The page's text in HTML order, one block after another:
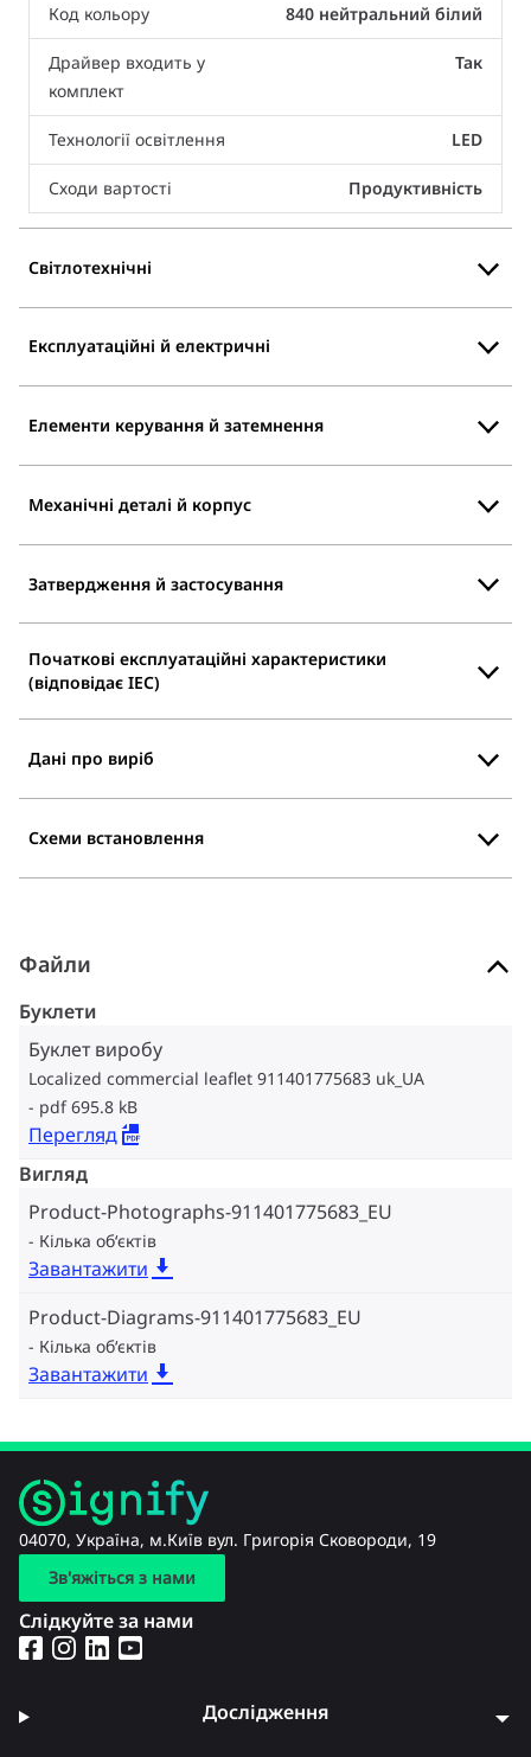
Код кольору 840 нейтральний білий
Драйвер входить у
комплект
Так
Технології освітлення LED
Сходи вартості Продуктивність
Світлотехнічні
Експлуатаційні й електричні
Елементи керування й затемнення
Механічні деталі й корпус
Затвердження й застосування
Початкові експлуатаційні характеристики
(відповідає IEC)
Дані про виріб
Схеми встановлення
Файли
Буклети
Буклет виробу
Localized commercial leaflet 911401775683 uk_UA
pdf 695.8 kB
Перегляд
Вигляд
Product-Photographs-911401775683_EU
Кілька об‘єктів
Завантажити
Product-Diagrams-911401775683_EU
Кілька об‘єктів
Завантажити
04070, Україна, м.Київ вул. Григорія Сковороди, 19
Зв'яжіться з нами
Слідкуйте за нами
Дослідження